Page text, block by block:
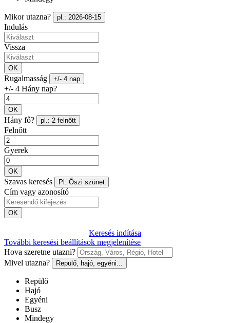
Mikor utazna? pl.: 2026-08-15
Indulás
Vissza
OK
Rugalmasság +/- 4 nap
+/- 4 Hány nap?
OK
Hány fő? pl.: 2 felnőtt
Felnőtt
Gyerek
OK
Szavas keresés Pl: Őszi szünet
Cím vagy azonosító
OK
Keresés indítása
További keresési beállítások megjelenítése
Hova szeretne utazni?
Mivel utazna?
Repülő, hajó, egyéni...
Repülő
Hajó
Egyéni
Busz
Mindegy